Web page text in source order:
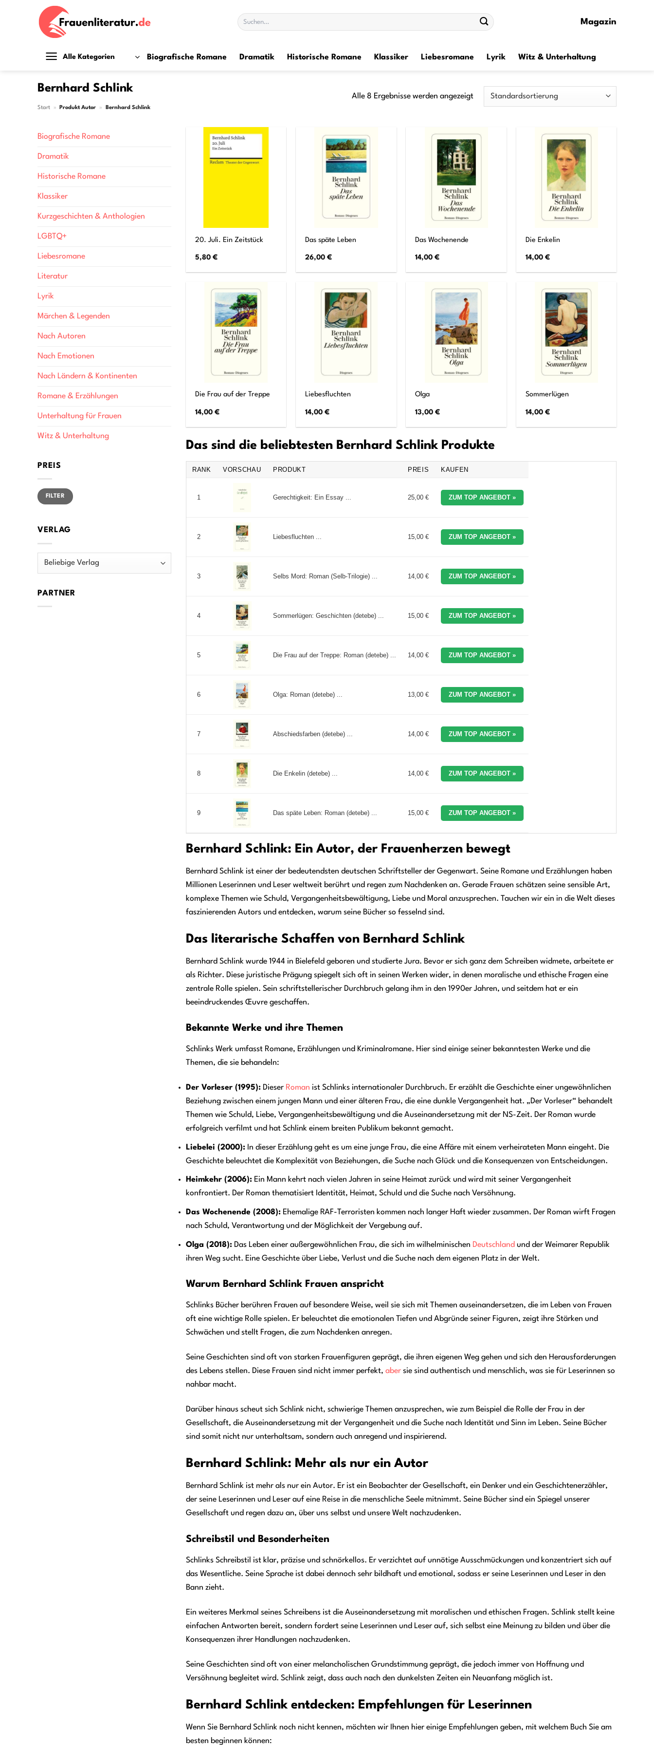
Suchen
nach:
Magazin
Alle Kategorien Biografische Romane Dramatik Historische Romane Klassiker Liebesromane Lyrik Witz & Unterhaltung
Bernhard Schlink
Start » Produkt Autor » Bernhard Schlink
Alle 8 Ergebnisse werden angezeigt
Biografische Romane
Dramatik
Historische Romane
Klassiker
Kurzgeschichten & Anthologien
LGBTQ+
Liebesromane
Literatur
Lyrik
Märchen & Legenden
Nach Autoren
Nach Emotionen
Nach Ländern & Kontinenten
Romane & Erzählungen
Unterhaltung für Frauen
Witz & Unterhaltung
PREIS
Min.
Preis
Max.
PreisFILTER
VERLAG
PARTNER
20. Juli. Ein Zeitstück
5,80 €
Das späte Leben
26,00€
Das Wochenende
14,00€
Die Enkelin
14,00 €
Die Frau auf der Treppe
14,00 €
Liebesfluchten
14,00€
Olga
13,00€
Sommerlügen
14,00 €
Das sind die beliebtesten Bernhard Schlink Produkte
RANK VORSCHAU PRODUKT PREIS KAUFEN
1 Gerechtigkeit: Ein Essay ... 25,00 € ZUM TOP ANGEBOT »
2 Liebesfluchten ... 15,00 € ZUM TOP ANGEBOT »
3 Selbs Mord: Roman (Selb-Trilogie) ... 14,00 € ZUM TOP ANGEBOT »
4 Sommerlügen: Geschichten (detebe) ... 15,00 € ZUM TOP ANGEBOT »
5 Die Frau auf der Treppe: Roman (detebe) ... 14,00 € ZUM TOP ANGEBOT »
6 Olga: Roman (detebe) ... 13,00 € ZUM TOP ANGEBOT »
7 Abschiedsfarben (detebe) ... 14,00 € ZUM TOP ANGEBOT »
8 Die Enkelin (detebe) ... 14,00 € ZUM TOP ANGEBOT »
9 Das späte Leben: Roman (detebe) ... 15,00 € ZUM TOP ANGEBOT »
Bernhard Schlink: Ein Autor, der Frauenherzen bewegt
Bernhard Schlink ist einer der bedeutendsten deutschen Schriftsteller der Gegenwart. Seine Romane und Erzählungen haben
Millionen Leserinnen und Leser weltweit berührt und regen zum Nachdenken an. Gerade Frauen schätzen seine sensible Art,
komplexe Themen wie Schuld, Vergangenheitsbewältigung, Liebe und Moral anzusprechen. Tauchen wir ein in die Welt dieses
faszinierenden Autors und entdecken, warum seine Bücher so fesselnd sind.
Das literarische Schaffen von Bernhard Schlink
Bernhard Schlink wurde 1944 in Bielefeld geboren und studierte Jura. Bevor er sich ganz dem Schreiben widmete, arbeitete er
als Richter. Diese juristische Prägung spiegelt sich oft in seinen Werken wider, in denen moralische und ethische Fragen eine
zentrale Rolle spielen. Sein schriftstellerischer Durchbruch gelang ihm in den 1990er Jahren, und seitdem hat er ein
beeindruckendes Œuvre geschaffen.
Bekannte Werke und ihre Themen
Schlinks Werk umfasst Romane, Erzählungen und Kriminalromane. Hier sind einige seiner bekanntesten Werke und die
Themen, die sie behandeln:
Der Vorleser (1995): Dieser Roman ist Schlinks internationaler Durchbruch. Er erzählt die Geschichte einer ungewöhnlichen
Beziehung zwischen einem jungen Mann und einer älteren Frau, die eine dunkle Vergangenheit hat. „Der Vorleser“ behandelt
Themen wie Schuld, Liebe, Vergangenheitsbewältigung und die Auseinandersetzung mit der NS-Zeit. Der Roman wurde
erfolgreich verfilmt und hat Schlink einem breiten Publikum bekannt gemacht.
Liebelei (2000): In dieser Erzählung geht es um eine junge Frau, die eine Affäre mit einem verheirateten Mann eingeht. Die
Geschichte beleuchtet die Komplexität von Beziehungen, die Suche nach Glück und die Konsequenzen von Entscheidungen.
Heimkehr (2006): Ein Mann kehrt nach vielen Jahren in seine Heimat zurück und wird mit seiner Vergangenheit
konfrontiert. Der Roman thematisiert Identität, Heimat, Schuld und die Suche nach Versöhnung.
Das Wochenende (2008): Ehemalige RAF-Terroristen kommen nach langer Haft wieder zusammen. Der Roman wirft Fragen
nach Schuld, Verantwortung und der Möglichkeit der Vergebung auf.
Olga (2018): Das Leben einer außergewöhnlichen Frau, die sich im wilhelminischen Deutschland und der Weimarer Republik
ihren Weg sucht. Eine Geschichte über Liebe, Verlust und die Suche nach dem eigenen Platz in der Welt.
Warum Bernhard Schlink Frauen anspricht
Schlinks Bücher berühren Frauen auf besondere Weise, weil sie sich mit Themen auseinandersetzen, die im Leben von Frauen
oft eine wichtige Rolle spielen. Er beleuchtet die emotionalen Tiefen und Abgründe seiner Figuren, zeigt ihre Stärken und
Schwächen und stellt Fragen, die zum Nachdenken anregen.
Seine Geschichten sind oft von starken Frauenfiguren geprägt, die ihren eigenen Weg gehen und sich den Herausforderungen
des Lebens stellen. Diese Frauen sind nicht immer perfekt, aber sie sind authentisch und menschlich, was sie für Leserinnen so
nahbar macht.
Darüber hinaus scheut sich Schlink nicht, schwierige Themen anzusprechen, wie zum Beispiel die Rolle der Frau in der
Gesellschaft, die Auseinandersetzung mit der Vergangenheit und die Suche nach Identität und Sinn im Leben. Seine Bücher
sind somit nicht nur unterhaltsam, sondern auch anregend und inspirierend.
Bernhard Schlink: Mehr als nur ein Autor
Bernhard Schlink ist mehr als nur ein Autor. Er ist ein Beobachter der Gesellschaft, ein Denker und ein Geschichtenerzähler,
der seine Leserinnen und Leser auf eine Reise in die menschliche Seele mitnimmt. Seine Bücher sind ein Spiegel unserer
Gesellschaft und regen dazu an, über uns selbst und unsere Welt nachzudenken.
Schreibstil und Besonderheiten
Schlinks Schreibstil ist klar, präzise und schnörkellos. Er verzichtet auf unnötige Ausschmückungen und konzentriert sich auf
das Wesentliche. Seine Sprache ist dabei dennoch sehr bildhaft und emotional, sodass er seine Leserinnen und Leser in den
Bann zieht.
Ein weiteres Merkmal seines Schreibens ist die Auseinandersetzung mit moralischen und ethischen Fragen. Schlink stellt keine
einfachen Antworten bereit, sondern fordert seine Leserinnen und Leser auf, sich selbst eine Meinung zu bilden und über die
Konsequenzen ihrer Handlungen nachzudenken.
Seine Geschichten sind oft von einer melancholischen Grundstimmung geprägt, die jedoch immer von Hoffnung und
Versöhnung begleitet wird. Schlink zeigt, dass auch nach den dunkelsten Zeiten ein Neuanfang möglich ist.
Bernhard Schlink entdecken: Empfehlungen für Leserinnen
Wenn Sie Bernhard Schlink noch nicht kennen, möchten wir Ihnen hier einige Empfehlungen geben, mit welchem Buch Sie am
besten beginnen können: